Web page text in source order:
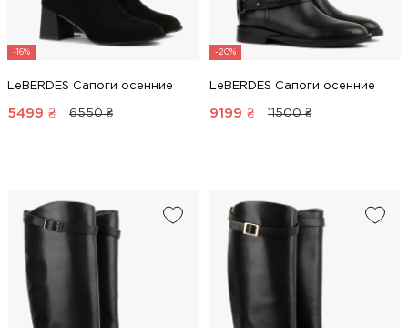
-16%
LeBERDES Сапоги осенние
5499 ₴ 6550 ₴
-20%
LeBERDES Сапоги осенние
9199 ₴ 11500 ₴